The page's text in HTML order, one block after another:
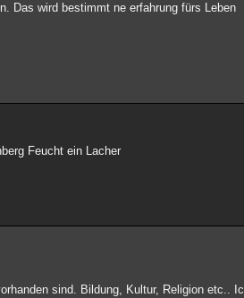
Das wird bestimmt ne erfahrung fürs Leben
Feucht ein Lacher
sind. Bildung, Kultur, Religion etc..